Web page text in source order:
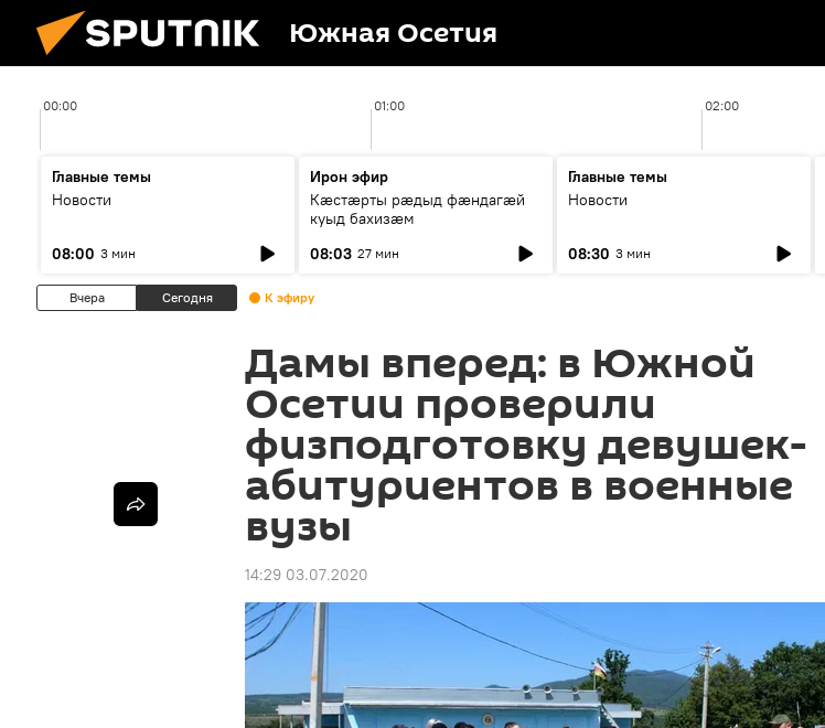
Южная Осетия
00:00 01:00 02:00
Главные темы
Новости
08:00 3 мин
Ирон эфир
Кæстæрты рæдыд фæндагæй
куыд бахизæм
08:03 27 мин
Главные темы
Новости
08:30 3 мин
Вчера Сегодня К эфиру
Дамы вперед: в Южной
Осетии проверили
физподготовку девушек-
абитуриентов в военные
вузы
14:29 03.07.2020